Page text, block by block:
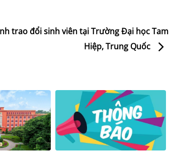
trao đổi sinh viên tại Trường Đại học Tam
Hiệp, Trung Quốc